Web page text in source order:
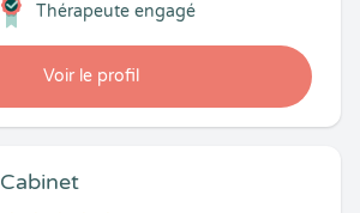
Voir le profil
Thérapeute engagé
Cabinet